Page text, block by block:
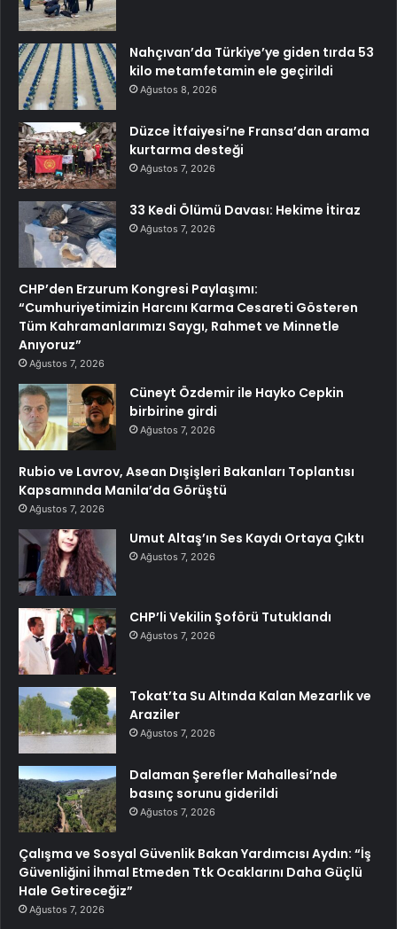
Nahçıvan’da Türkiye’ye giden tırda 53
kilo metamfetamin ele geçirildi
Ağustos 8, 2026
Düzce İtfaiyesi’ne Fransa’dan arama
kurtarma desteği
Ağustos 7, 2026
33 Kedi Ölümü Davası: Hekime İtiraz
Ağustos 7, 2026
CHP’den Erzurum Kongresi Paylaşımı:
“Cumhuriyetimizin Harcını Karma Cesareti Gösteren
Tüm Kahramanlarımızı Saygı, Rahmet ve Minnetle
Anıyoruz”
Ağustos 7, 2026
Cüneyt Özdemir ile Hayko Cepkin
birbirine girdi
Ağustos 7, 2026
Rubio ve Lavrov, Asean Dışişleri Bakanları Toplantısı
Kapsamında Manila’da Görüştü
Ağustos 7, 2026
Umut Altaş’ın Ses Kaydı Ortaya Çıktı
Ağustos 7, 2026
CHP’li Vekilin Şoförü Tutuklandı
Ağustos 7, 2026
Tokat’ta Su Altında Kalan Mezarlık ve
Araziler
Ağustos 7, 2026
Dalaman Şerefler Mahallesi’nde
basınç sorunu giderildi
Ağustos 7, 2026
Çalışma ve Sosyal Güvenlik Bakan Yardımcısı Aydın: “İş
Güvenliğini İhmal Etmeden Ttk Ocaklarını Daha Güçlü
Hale Getireceğiz”
Ağustos 7, 2026